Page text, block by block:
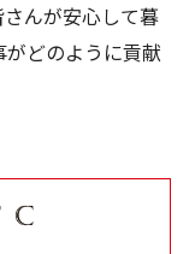
んが安心して暮
どのように貢献